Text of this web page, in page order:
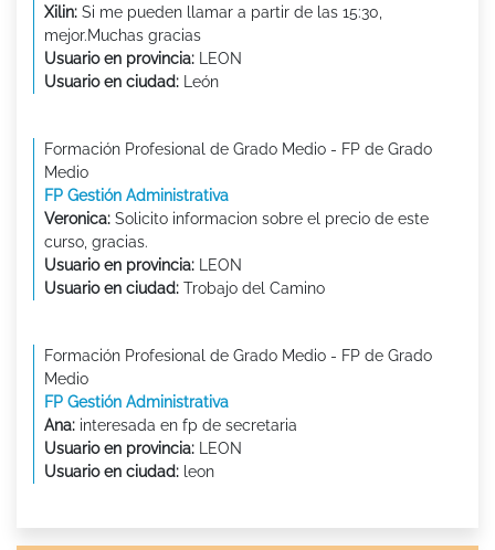
Xilin: Si me pueden llamar a partir de las 15:30,
mejor.Muchas gracias
Usuario en provincia: LEON
Usuario en ciudad: León
Formación Profesional de Grado Medio - FP de Grado
Medio
FP Gestión Administrativa
Veronica: Solicito informacion sobre el precio de este
curso, gracias.
Usuario en provincia: LEON
Usuario en ciudad: Trobajo del Camino
Formación Profesional de Grado Medio - FP de Grado
Medio
FP Gestión Administrativa
Ana: interesada en fp de secretaria
Usuario en provincia: LEON
Usuario en ciudad: leon